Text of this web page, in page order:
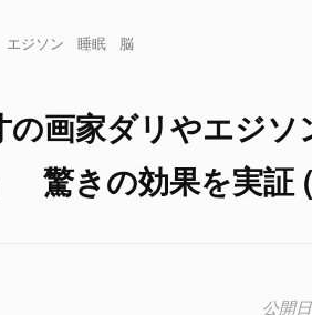
エジソン 睡眠 脳
の画家ダリやエジ
驚きの効果を実証